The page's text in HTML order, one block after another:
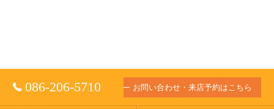
086-206-5710 お問い合わせ・来店予約はこちら